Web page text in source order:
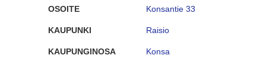
OSOITE Konsantie 33
KAUPUNKI Raisio
KAUPUNGINOSA Konsa